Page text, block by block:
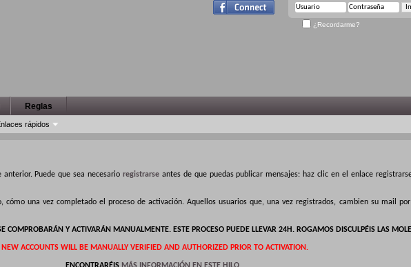
¿Recordarme?
rápidos
Reglas
Puede que sea necesarioregistrarse antes de que puedas publicar mensajes: haz clic en el enlace
una vez completado el proceso de activación. Aquellos usuarios que, una vez registrados, cambien su mail por
COMPROBARÁN Y ACTIVARÁN MANUALMENTE. ESTE PROCESO PUEDE LLEVAR 24H. ROGAMOS DISCULPÉIS LAS
ACCOUNTS WILL BE MANUALLY VERIFIED AND AUTHORIZED PRIOR TO ACTIVATION.